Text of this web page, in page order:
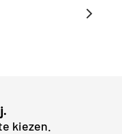
kiezen.